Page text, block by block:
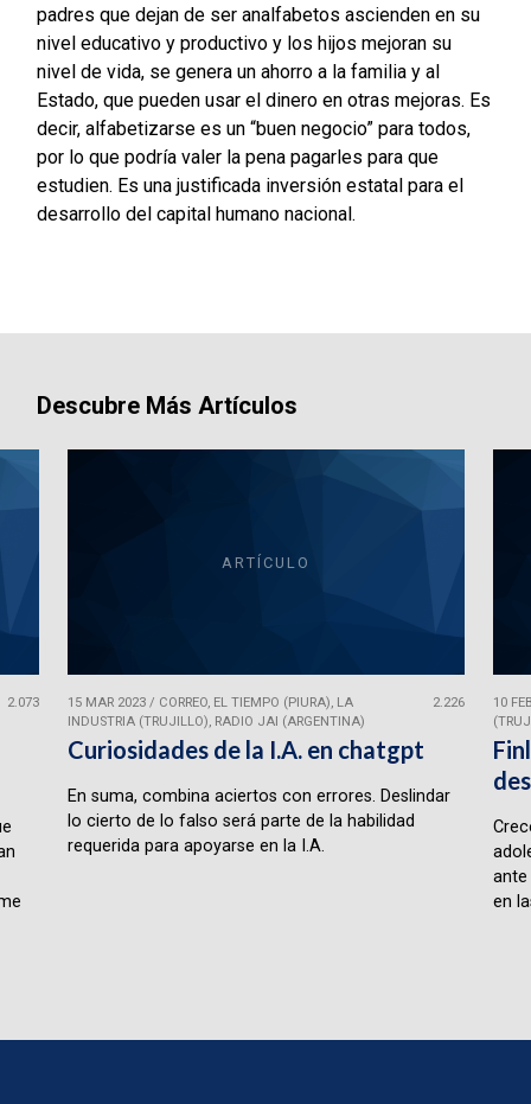
padres que dejan de ser analfabetos ascienden en su
nivel educativo y productivo y los hijos mejoran su
nivel de vida, se genera un ahorro a la familia y al
Estado, que pueden usar el dinero en otras mejoras. Es
decir, alfabetizarse es un “buen negocio” para todos,
por lo que podría valer la pena pagarles para que
estudien. Es una justificada inversión estatal para el
desarrollo del capital humano nacional.
Descubre Más Artículos
2.073
ARTÍCULO
15 MAR 2023/ CORREO, EL TIEMPO (PIURA), LA
INDUSTRIA (TRUJILLO), RADIO JAI (ARGENTINA)
2.226
Curiosidades de la I.A. en chatgpt
En suma, combina aciertos con errores. Deslindar
lo cierto de lo falso será parte de la habilidad
requerida para apoyarse en la I.A.
10
en